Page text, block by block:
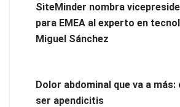
vehículos industriales pesados
SiteMinder nombra
para EMEA al experto en
Miguel Sánchez
Dolor abdominal que va a más:
ser apendicitis